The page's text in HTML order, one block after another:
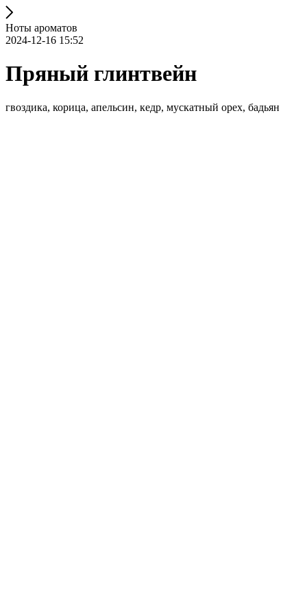
Ноты ароматов
2024-12-16 15:52
Пряный глинтвейн
гвоздика, корица, апельсин, кедр, мускатный орех, бадьян